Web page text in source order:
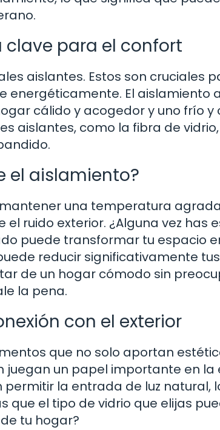
clave para el confort
aislantes. Estos son cruciales
energéticamente. El aislamiento
cálido y acogedor y uno frío
aislantes, como la fibra de
el aislamiento?
una temperatura
ruido exterior. ¿Alguna vez has
puede transformar tu espacio
reducir significativamente
de un hogar cómodo sin
la pena.
con el exterior
que no solo aportan
un papel importante en la
la entrada de luz natural,
que el tipo de vidrio que elijas
tu hogar?